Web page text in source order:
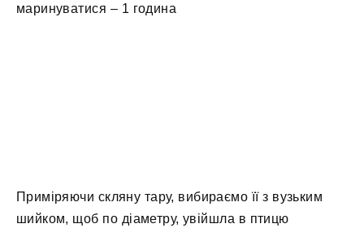
маринуватися – 1 година
Приміряючи скляну тару, вибираємо її з вузьким
шийком, щоб по діаметру, увійшла в птицю